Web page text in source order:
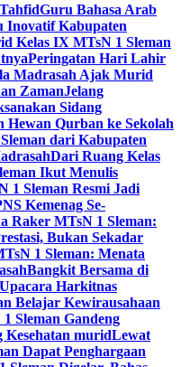
Guru Bahasa Arab
Inovatif Kabupaten
Kelas IX MTsN 1 Sleman
Peringatan Hari Lahir
Madrasah Ajak Murid
ZamanJelang
Sidang
Hewan Qurban ke Sekolah
dari Kabupaten
Dari Ruang Kelas
Ikut Menulis
1 Sleman Resmi Jadi
Kemenag Se-
Raker MTsN 1 Sleman:
Bukan Sekadar
1 Sleman: Menata
Bangkit Bersama di
Harkitnas
Belajar Kewirausahaan
Sleman Gandeng
Kesehatan muridLewat
Dapat Penghargaan